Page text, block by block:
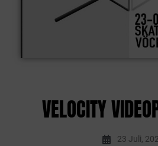
VELOCITY
23 Juli,